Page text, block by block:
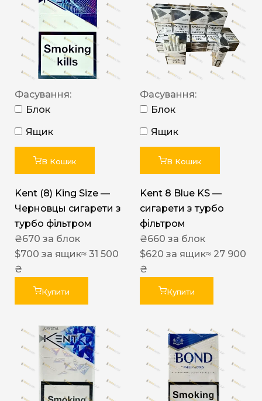
Фасування:
Блок
Ящик
В Кошик
Kent (8) King Size —
Черновцы сигарети з
турбо фільтром
₴670 за блок
$700 за ящик≈ 31 500
₴
Купити
Фасування:
Блок
Ящик
В Кошик
Kent 8 Blue KS —
сигарети з турбо
фільтром
₴660 за блок
$620 за ящик≈ 27 900
₴
Купити